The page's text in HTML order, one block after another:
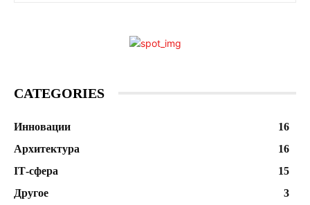
CATEGORIES
Инновации
16
Архитектура
16
ІТ-сфера
15
Другое
3